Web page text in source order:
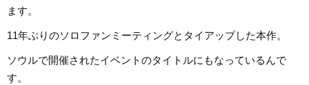
ます。
11年ぶりのソロファンミーティングとタイアップした本作。
ソウルで開催されたイベントのタイトルにもなっているんで
す。